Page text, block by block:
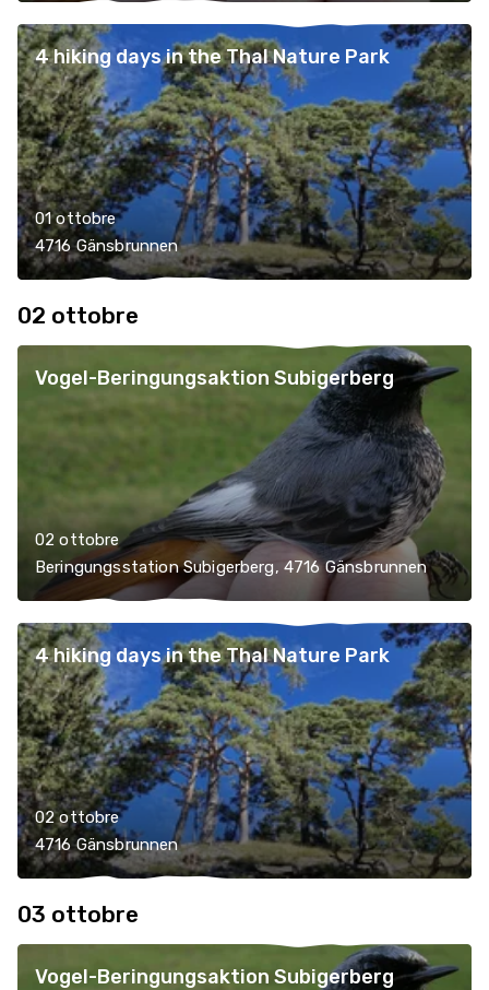
4 hiking days in the Thal Nature Park
01 ottobre
4716 Gänsbrunnen
02 ottobre
Vogel-Beringungsaktion Subigerberg
02 ottobre
Beringungsstation Subigerberg, 4716 Gänsbrunnen
4 hiking days in the Thal Nature Park
02 ottobre
4716 Gänsbrunnen
03 ottobre
Vogel-Beringungsaktion Subigerberg